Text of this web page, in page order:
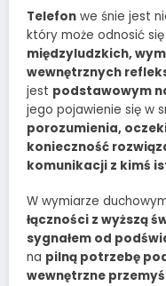
Telefon we śnie jest
który może odnosić
międzyludzkich,
wewnętrznych
jest podstawowym
jego pojawienie się w
porozumienia,
konieczność
komunikacji z kimś
W wymiarze
łączności z wyższą
sygnałem od
na pilną potrzebę
wewnętrzne